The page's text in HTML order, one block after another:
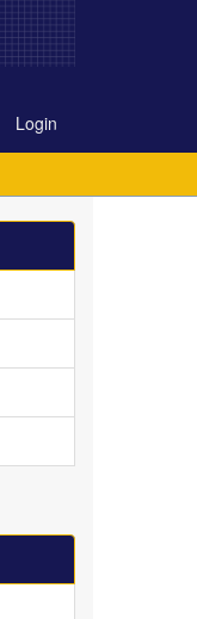
Login